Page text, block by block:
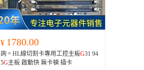
¥ 1780.00
詢。HL線切割卡專用工控主板G31 94
5G
主板 啟動快 無卡頓 插卡